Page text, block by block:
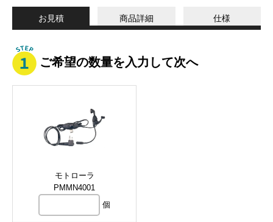
お見積 商品詳細 仕様
ご希望の数量を入力して次へ
モトローラ
PMMN4001
個